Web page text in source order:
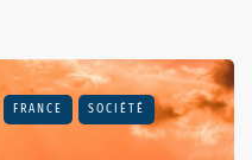
FRANCE SOCIÉTÉ